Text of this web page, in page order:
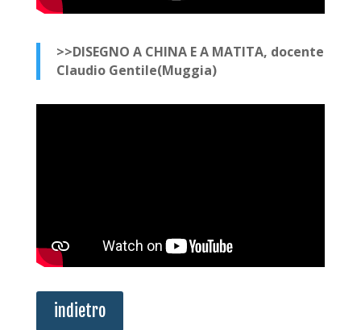
>>DISEGNO A CHINA E A MATITA, docente
Claudio Gentile(Muggia)
indietro